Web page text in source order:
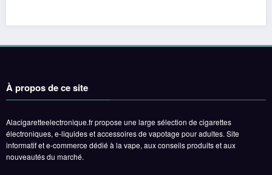
À propos de ce site
Alacigaretteelectronique.fr propose une large sélection de cigarettes
électroniques, e-liquides et accessoires de vapotage pour adultes. Site
informatif et e-commerce dédié à la vape, aux conseils produits et aux
nouveautés du marché.